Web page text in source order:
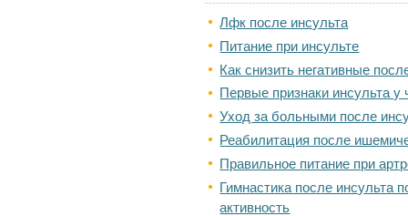
Лфк после инсульта
Питание при инсульте
Как снизить негативные
Первые признаки инсульта у
Уход за больными после
Реабилитация после
Правильное питание при
Гимнастика после инсульта
активность